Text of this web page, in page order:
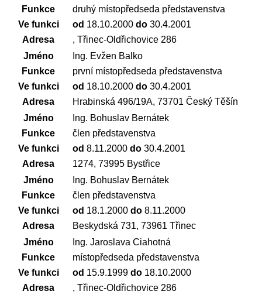
Funkce
druhý místopředseda představenstva
Ve funkci
od 18.10.2000 do30.4.2001
Adresa
, Třinec-Oldřichovice 286
Jméno
Ing. Evžen Balko
Funkce
první místopředseda představenstva
Ve funkci
od 18.10.2000 do30.4.2001
Adresa
Hrabinská 496/19A, 73701 Český Těšín
Jméno
Ing. Bohuslav Bernátek
Funkce
člen představenstva
Ve funkci
od 8.11.2000 do30.4.2001
Adresa
1274, 73995 Bystřice
Jméno
Ing. Bohuslav Bernátek
Funkce
člen představenstva
Ve funkci
od 18.1.2000 do8.11.2000
Adresa
Beskydská 731, 73961 Třinec
Jméno
Ing. Jaroslava Ciahotná
Funkce
místopředseda představenstva
Ve funkci
od 15.9.1999 do18.10.2000
Adresa
, Třinec-Oldřichovice 286